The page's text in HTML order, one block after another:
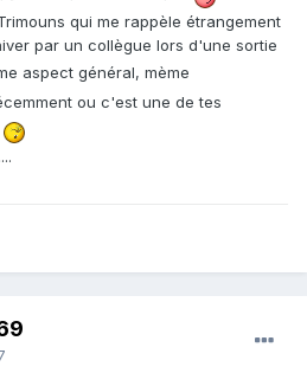
qui me rappèle étrangement
par un collègue lors d'une sortie
aspect général, mème
ou c'est une de tes